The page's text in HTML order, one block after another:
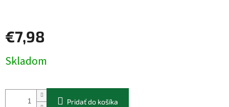
€7,98
cena:
Skladom
Pridať do košíka